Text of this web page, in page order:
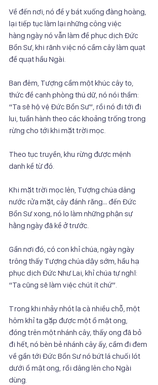
Về đến nơi, nó để y bát xuống đàng hoàng,
lại tiếp tục làm lại những công việc
hàng ngày nó vẫn làm để phục dịch Đức
Bổn Sư, khi rãnh việc nó cầm cây làm quạt
để quạt hầu Ngài.
Ban đêm, Tượng cầm một khúc cây to,
thức để canh phòng thú dữ, nó nói thầm:
“Ta sẽ hộ vệ Đức Bổn Sư”, rồi nó đi tới đi
lui, tuần hành theo các khoảng trống trong
rừng cho tới khi mặt trời mọc.
Theo tục truyền, khu rừng được mệnh
danh kể từ đó.
Khi mặt trời mọc lên, Tượng chúa dâng
nước rửa mặt, cây đánh răng… đến Đức
Bổn Sư xong, nó lo làm những phận sự
hằng ngày đã kể ở trước.
Gần nơi đó, có con khỉ chúa, ngày ngày
trông thấy Tượng chúa dậy sớm, hầu hạ
phục dịch Đức Như Lai, khỉ chúa tự nghĩ:
“Ta cũng sẽ làm việc chút ít chứ”.
Trong khi nhảy nhót la cà nhiều chỗ, một
hôm khỉ ta gặp được một ổ mật ong,
đóng trên một nhánh cây, thấy ong đã bỏ
đi hết, nó bèn bẻ nhánh cây ấy, cầm đi đem
về gần tới Đức Bổn Sư nó bứt lá chuối lót
dưới ổ mật ong, rồi dâng lên cho Ngài
dùng.